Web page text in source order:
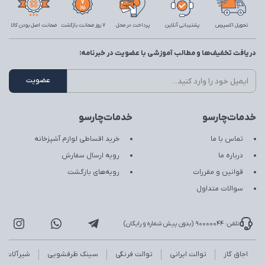
تحویل اکسپرس پشتیبانی آنلاین پرداخت در محل 7 روز ضمانت بازگشت ضمانت اصل بودن کالا
خدمات‌چارسو
تماس با ما
درباره ما
قوانین و مقررات
سوالات متداول
خدمات‌چارسو
خرید اقساطی لوازم آشپزخانه
رویه ارسال سفارش
رویه‌های بازگشت
دریافت تخفیف‌ها و مطالب آموزشی با عضویت در خبرنامه:
تلفن: 90000044 (بدون پیش شماره و رایگان)
اجاق گاز توالت ایرانی توالت فرنگی سینک ظرفشویی شیرآلات